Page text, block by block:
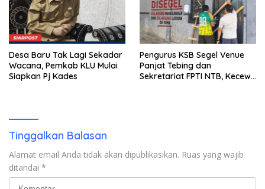
Desa Baru Tak Lagi Sekadar
Wacana, Pemkab KLU Mulai
Siapkan Pj Kades
Pengurus KSB Segel Venue
Panjat Tebing dan
Sekretariat FPTI NTB, Kecewa
Tinggalkan Balasan
Alamat email Anda tidak akan dipublikasikan. Ruas yang wajib
ditandai *